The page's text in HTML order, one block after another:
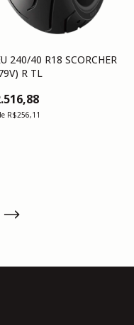
240/40 R18 SCORCHER
R TL
R$256,11